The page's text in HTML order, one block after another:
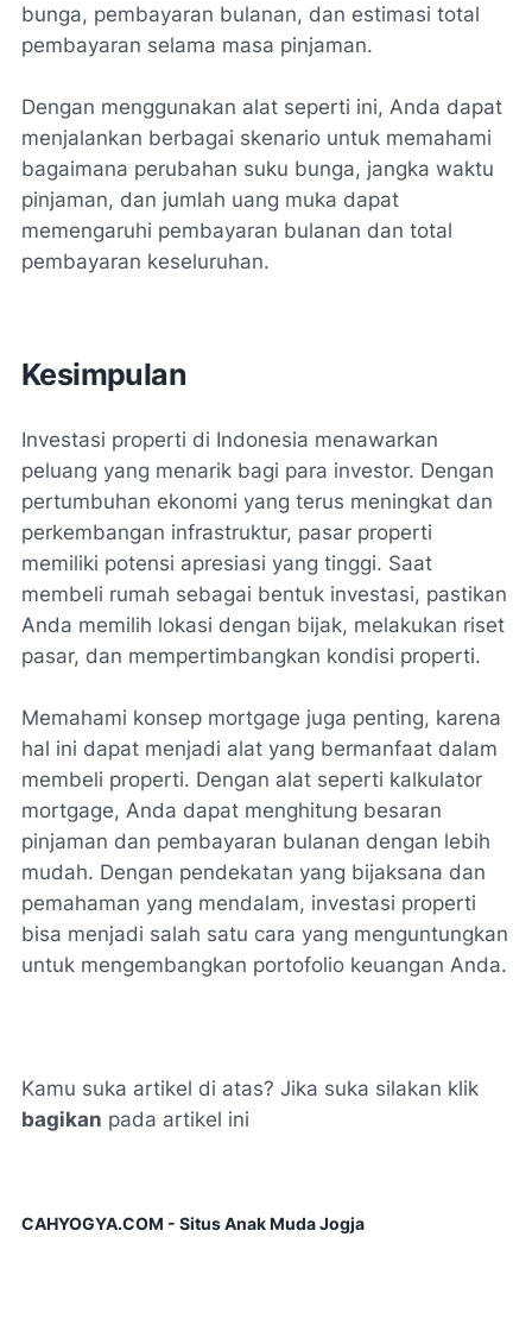
bunga, pembayaran bulanan, dan estimasi total
pembayaran selama masa pinjaman.
Dengan menggunakan alat seperti ini, Anda dapat
menjalankan berbagai skenario untuk memahami
bagaimana perubahan suku bunga, jangka waktu
pinjaman, dan jumlah uang muka dapat
memengaruhi pembayaran bulanan dan total
pembayaran keseluruhan.
Kesimpulan
Investasi properti di Indonesia menawarkan
peluang yang menarik bagi para investor. Dengan
pertumbuhan ekonomi yang terus meningkat dan
perkembangan infrastruktur, pasar properti
memiliki potensi apresiasi yang tinggi. Saat
membeli rumah sebagai bentuk investasi, pastikan
Anda memilih lokasi dengan bijak, melakukan riset
pasar, dan mempertimbangkan kondisi properti.
Memahami konsep mortgage juga penting, karena
hal ini dapat menjadi alat yang bermanfaat dalam
membeli properti. Dengan alat seperti kalkulator
mortgage, Anda dapat menghitung besaran
pinjaman dan pembayaran bulanan dengan lebih
mudah. Dengan pendekatan yang bijaksana dan
pemahaman yang mendalam, investasi properti
bisa menjadi salah satu cara yang menguntungkan
untuk mengembangkan portofolio keuangan Anda.
Kamu suka artikel di atas? Jika suka silakan klik
bagikan pada artikel ini
CAHYOGYA.COM - Situs Anak Muda Jogja